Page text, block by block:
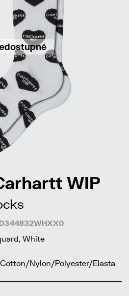
WIP
White
Nylon/Polyester/Elasta